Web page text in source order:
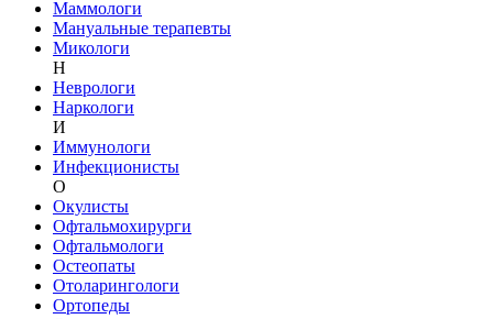
Маммологи
Мануальные терапевты
Микологи
Н
Неврологи
Наркологи
И
Иммунологи
Инфекционисты
О
Окулисты
Офтальмохирурги
Офтальмологи
Остеопаты
Отоларингологи
Ортопеды